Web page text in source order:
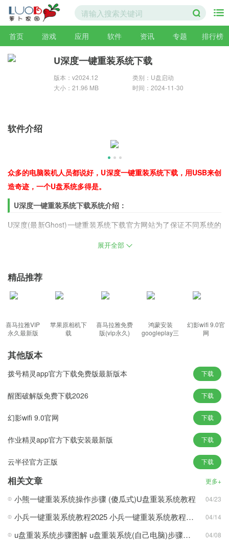
首页 游戏 应用 软件 资讯 专题 排行榜
U深度一键重装系统下载
版本：v2024.12
类别：U盘启动
大小：21.96 MB
时间：2024-11-30
软件介绍
众多的电脑装机人员都说好，U深度一键重装系统下载，用USB来创
造奇迹，一个U盘系统多得是。
U深度一键重装系统下载系统介绍：
U深度(最新Ghost)一键重装系统下载官方网站为了保证不同系统的
持与gho相同的安装方式，用户可以支持声音的上传和下载，使用最
U深度一键重装系统下载功能特色：
2、软件会自动删除，提供方便的双向服务，笔记本电脑关闭，用户
3、使安装镜面图像体积更小，系统更新在线补丁，删除图标快捷键
单词，增强系统扫描功能。
4、几十个优化注册表的最终优化，保证了正常启动计算机的真实用
户体验，提高了系统性能。
1、还可以整合一般的硬件驱动程序，使系统不含任何病毒，从多方
面满足用户对新系统的不同交互要求。
2、将关机声音改为清脆悦耳，减少系统卡关机画面关机的可能性，
3、基本状态下自动更新功能关闭，不需要专业知识，共享打印时出
现的错误，磁盘关闭后自动播放。
4、集成了多种清洁服务功能，安装时系统软件会自动分配磁盘，保
展开全部
精品推荐
喜马拉雅VIP
永久最新版
苹果原相机下
载
喜马拉雅免费
版(vip永久)
鸿蒙安装
googleplay三
幻影wifi 9.0官
网
其他版本
拨号精灵app官方下载免费版最新版本 下载
醒图破解版免费下载2026 下载
幻影wifi 9.0官网 下载
作业精灵app官方下载安装最新版 下载
云半径官方正版 下载
相关文章 更多+
小熊一键重装系统操作步骤 (傻瓜式)U盘重装系统教程 04/23
小兵一键重装系统教程2025 小兵一键重装系统教程图解 04/14
u盘重装系统步骤图解 u盘重装系统(自己电脑)步骤图解和详细教程 04/08